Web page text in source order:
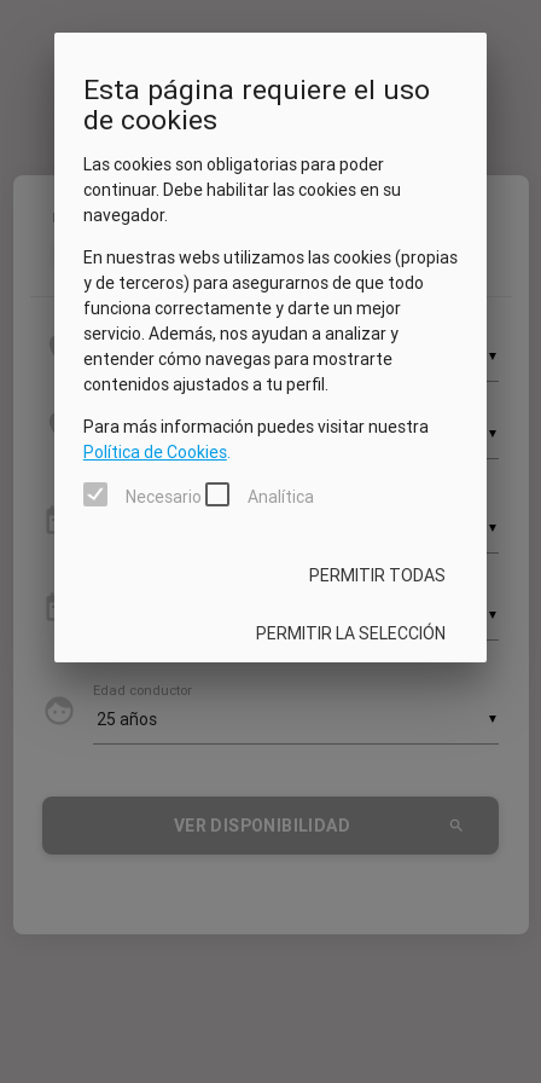
Esta página requiere el uso
de cookies
Las cookies son obligatorias para poder
continuar. Debe habilitar las cookies en su
navegador.
En nuestras webs utilizamos las cookies (propias
y de terceros) para asegurarnos de que todo
funciona correctamente y darte un mejor
servicio. Además, nos ayudan a analizar y
entender cómo navegas para mostrarte
contenidos ajustados a tu perfil.
Para más información puedes visitar nuestra
Política de Cookies.
Necesario Analítica
PERMITIR TODAS
PERMITIR LA SELECCIÓN
Fechas Vehículo
2 3 4 5
Recogida
▼
▼
Recogida
▼
▼
face
Edad conductor
▼
search
VER DISPONIBILIDAD